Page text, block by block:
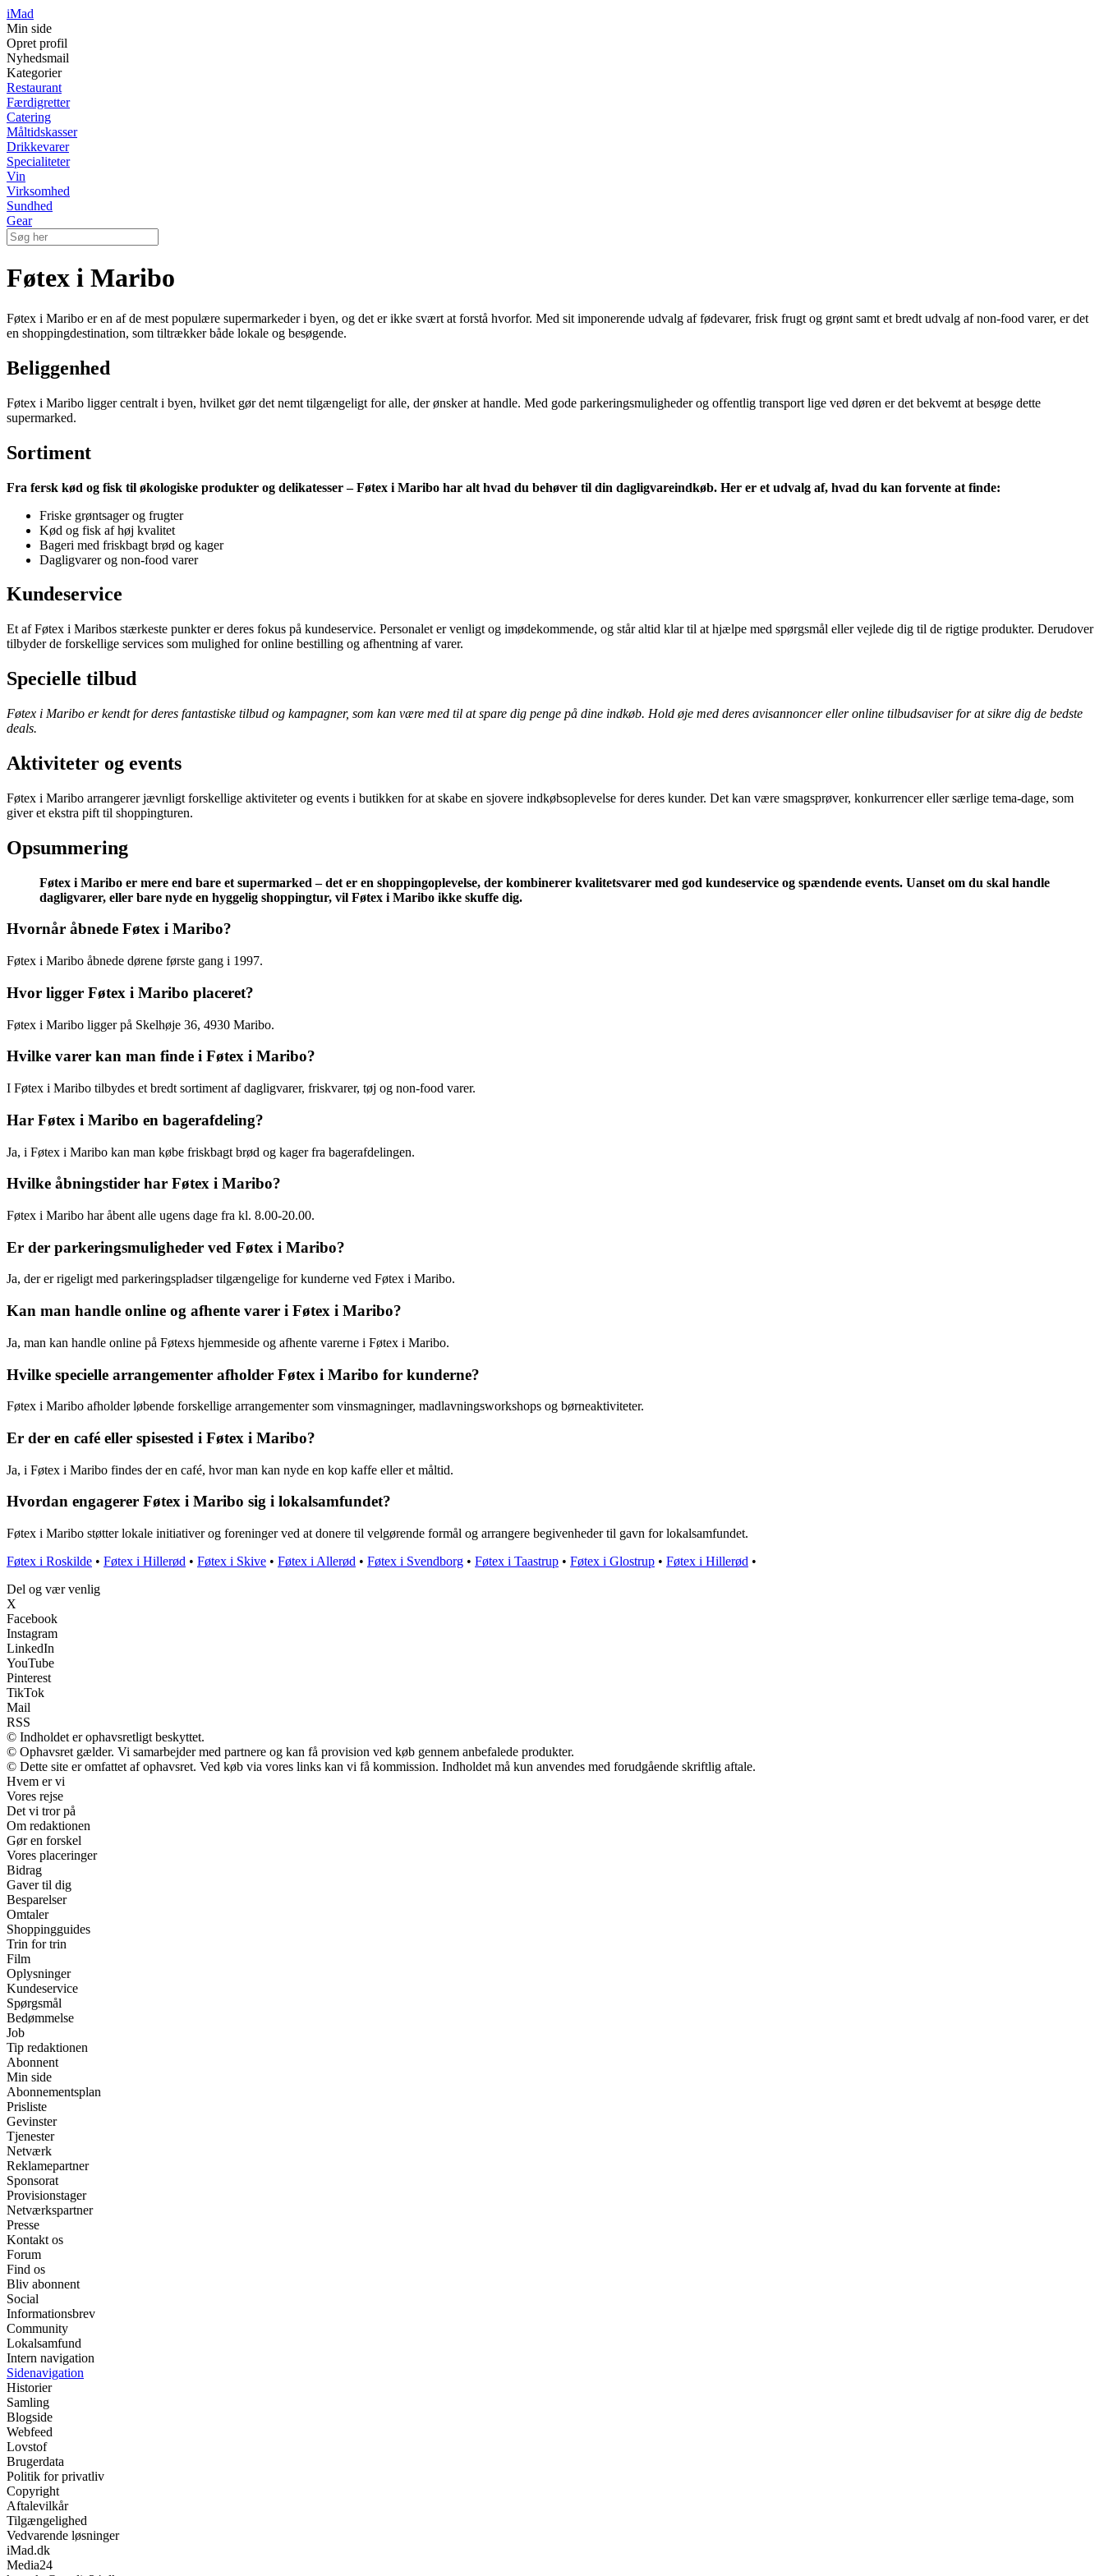
iMad
Min side
Opret profil
Nyhedsmail
Kategorier
Restaurant
Færdigretter
Catering
Måltidskasser
Drikkevarer
Specialiteter
Vin
Virksomhed
Sundhed
Gear
Føtex i Maribo
Føtex i Maribo er en af de mest populære supermarkeder i byen, og det er ikke svært at forstå hvorfor. Med sit imponerende udvalg af fødevarer, frisk frugt og grønt samt et bredt udvalg af non-food varer, er det
en shoppingdestination, som tiltrækker både lokale og besøgende.
Beliggenhed
Føtex i Maribo ligger centralt i byen, hvilket gør det nemt tilgængeligt for alle, der ønsker at handle. Med gode parkeringsmuligheder og offentlig transport lige ved døren er det bekvemt at besøge dette
supermarked.
Sortiment
Fra fersk kød og fisk til økologiske produkter og delikatesser – Føtex i Maribo har alt hvad du behøver til din dagligvareindkøb. Her er et udvalg af, hvad du kan forvente at finde:
Friske grøntsager og frugter
Kød og fisk af høj kvalitet
Bageri med friskbagt brød og kager
Dagligvarer og non-food varer
Kundeservice
Et af Føtex i Maribos stærkeste punkter er deres fokus på kundeservice. Personalet er venligt og imødekommende, og står altid klar til at hjælpe med spørgsmål eller vejlede dig til de rigtige produkter. Derudover
tilbyder de forskellige services som mulighed for online bestilling og afhentning af varer.
Specielle tilbud
Føtex i Maribo er kendt for deres fantastiske tilbud og kampagner, som kan være med til at spare dig penge på dine indkøb. Hold øje med deres avisannoncer eller online tilbudsaviser for at sikre dig de bedste
deals.
Aktiviteter og events
Føtex i Maribo arrangerer jævnligt forskellige aktiviteter og events i butikken for at skabe en sjovere indkøbsoplevelse for deres kunder. Det kan være smagsprøver, konkurrencer eller særlige tema-dage, som
giver et ekstra pift til shoppingturen.
Opsummering
Føtex i Maribo er mere end bare et supermarked – det er en shoppingoplevelse, der kombinerer kvalitetsvarer med god kundeservice og spændende events. Uanset om du skal handle
dagligvarer, eller bare nyde en hyggelig shoppingtur, vil Føtex i Maribo ikke skuffe dig.
Hvornår åbnede Føtex i Maribo?
Føtex i Maribo åbnede dørene første gang i 1997.
Hvor ligger Føtex i Maribo placeret?
Føtex i Maribo ligger på Skelhøje 36, 4930 Maribo.
Hvilke varer kan man finde i Føtex i Maribo?
I Føtex i Maribo tilbydes et bredt sortiment af dagligvarer, friskvarer, tøj og non-food varer.
Har Føtex i Maribo en bagerafdeling?
Ja, i Føtex i Maribo kan man købe friskbagt brød og kager fra bagerafdelingen.
Hvilke åbningstider har Føtex i Maribo?
Føtex i Maribo har åbent alle ugens dage fra kl. 8.00-20.00.
Er der parkeringsmuligheder ved Føtex i Maribo?
Ja, der er rigeligt med parkeringspladser tilgængelige for kunderne ved Føtex i Maribo.
Kan man handle online og afhente varer i Føtex i Maribo?
Ja, man kan handle online på Føtexs hjemmeside og afhente varerne i Føtex i Maribo.
Hvilke specielle arrangementer afholder Føtex i Maribo for kunderne?
Føtex i Maribo afholder løbende forskellige arrangementer som vinsmagninger, madlavningsworkshops og børneaktiviteter.
Er der en café eller spisested i Føtex i Maribo?
Ja, i Føtex i Maribo findes der en café, hvor man kan nyde en kop kaffe eller et måltid.
Hvordan engagerer Føtex i Maribo sig i lokalsamfundet?
Føtex i Maribo støtter lokale initiativer og foreninger ved at donere til velgørende formål og arrangere begivenheder til gavn for lokalsamfundet.
Føtex i Roskilde • Føtex i Hillerød • Føtex i Skive • Føtex i Allerød • Føtex i Svendborg • Føtex i Taastrup • Føtex i Glostrup • Føtex i Hillerød •
Del og vær venlig
X
Facebook
Instagram
LinkedIn
YouTube
Pinterest
TikTok
Mail
RSS
© Indholdet er ophavsretligt beskyttet.
© Ophavsret gælder. Vi samarbejder med partnere og kan få provision ved køb gennem anbefalede produkter.
© Dette site er omfattet af ophavsret. Ved køb via vores links kan vi få kommission. Indholdet må kun anvendes med forudgående skriftlig aftale.
Hvem er vi
Vores rejse
Det vi tror på
Om redaktionen
Gør en forskel
Vores placeringer
Bidrag
Gaver til dig
Besparelser
Omtaler
Shoppingguides
Trin for trin
Film
Oplysninger
Kundeservice
Spørgsmål
Bedømmelse
Job
Tip redaktionen
Abonnent
Min side
Abonnementsplan
Prisliste
Gevinster
Tjenester
Netværk
Reklamepartner
Sponsorat
Provisionstager
Netværkspartner
Presse
Kontakt os
Forum
Find os
Bliv abonnent
Social
Informationsbrev
Community
Lokalsamfund
Intern navigation
Sidenavigation
Historier
Samling
Blogside
Webfeed
Lovstof
Brugerdata
Politik for privatliv
Copyright
Aftalevilkår
Tilgængelighed
Vedvarende løsninger
iMad.dk
Media24